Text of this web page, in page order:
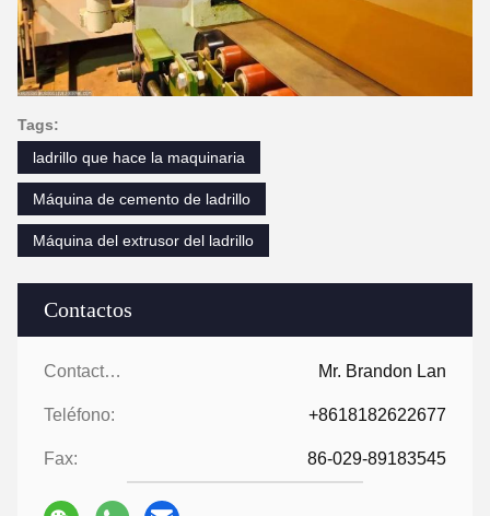
Contactos
Contactos: Mr. Brandon Lan
Teléfono: +8618182622677
Fax: 86-029-89183545
Tags:
ladrillo que hace la maquinaria
Máquina de cemento de ladrillo
Máquina del extrusor del ladrillo